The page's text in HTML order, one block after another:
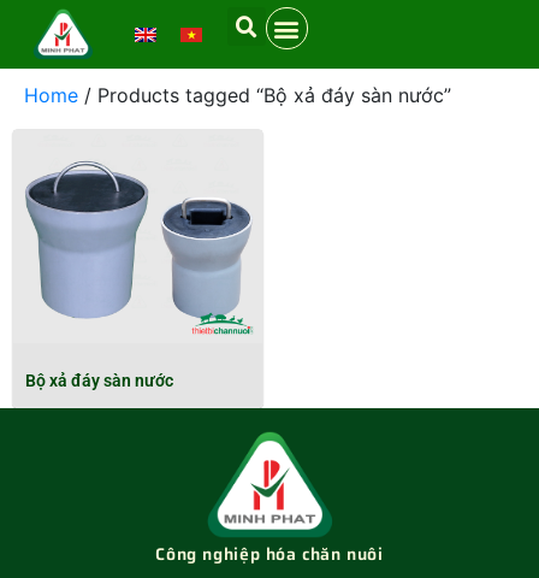
Home / Products tagged “Bộ xả đáy sàn nước”
Bộ xả đáy sàn nước
Công nghiệp hóa chăn nuôi